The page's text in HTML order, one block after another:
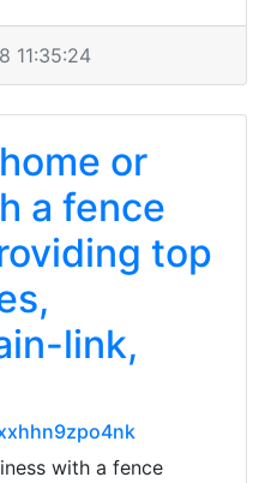
11:35:24
or
a fence
top
link,
with a fence